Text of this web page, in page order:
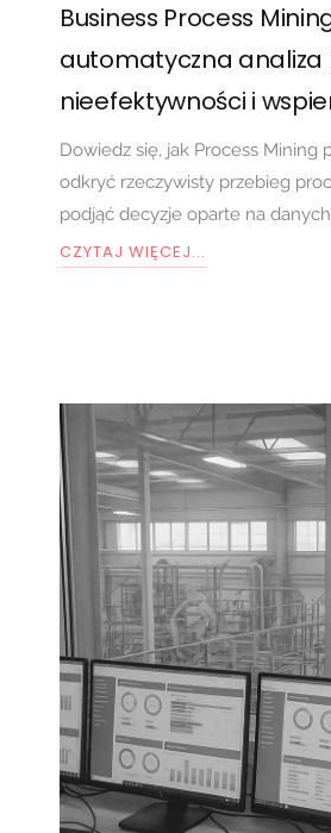
Business Process
automatyczna analiza
nieefektywności i
Dowiedz się, jak Process
odkryć rzeczywisty przebieg
podjąć decyzje oparte na
CZYTAJ WIĘCEJ...